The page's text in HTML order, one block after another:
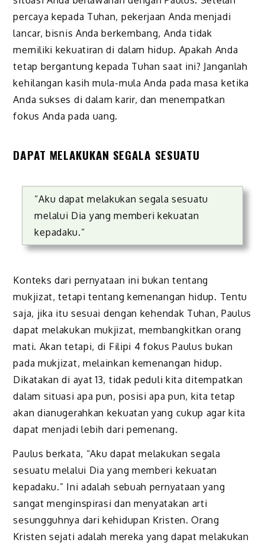
percaya kepada Tuhan, pekerjaan Anda menjadi
lancar, bisnis Anda berkembang, Anda tidak
memiliki kekuatiran di dalam hidup. Apakah Anda
tetap bergantung kepada Tuhan saat ini? Janganlah
kehilangan kasih mula-mula Anda pada masa ketika
Anda sukses di dalam karir, dan menempatkan
fokus Anda pada uang.
DAPAT MELAKUKAN SEGALA SESUATU
“Aku dapat melakukan segala sesuatu
melalui Dia yang memberi kekuatan
kepadaku.“
Konteks dari pernyataan ini bukan tentang
mukjizat, tetapi tentang kemenangan hidup. Tentu
saja, jika itu sesuai dengan kehendak Tuhan, Paulus
dapat melakukan mukjizat, membangkitkan orang
mati. Akan tetapi, di Filipi 4 fokus Paulus bukan
pada mukjizat, melainkan kemenangan hidup.
Dikatakan di ayat 13, tidak peduli kita ditempatkan
dalam situasi apa pun, posisi apa pun, kita tetap
akan dianugerahkan kekuatan yang cukup agar kita
dapat menjadi lebih dari pemenang.
Paulus berkata, “Aku dapat melakukan segala
sesuatu melalui Dia yang memberi kekuatan
kepadaku.” Ini adalah sebuah pernyataan yang
sangat menginspirasi dan menyatakan arti
sesungguhnya dari kehidupan Kristen. Orang
Kristen sejati adalah mereka yang dapat melakukan